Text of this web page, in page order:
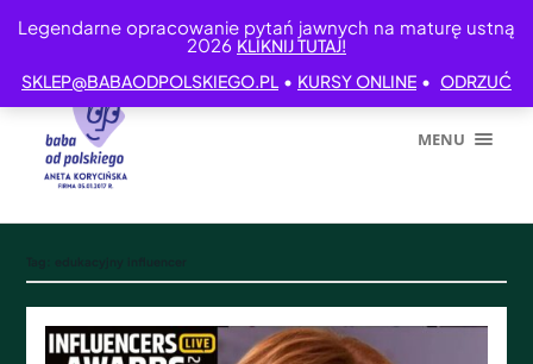
Legendarne opracowanie pytań jawnych na maturę ustną
2026 KLIKNIJ TUTAJ!
SKLEP@BABAODPOLSKIEGO.PL • KURSY ONLINE • ODRZUĆ
MENU